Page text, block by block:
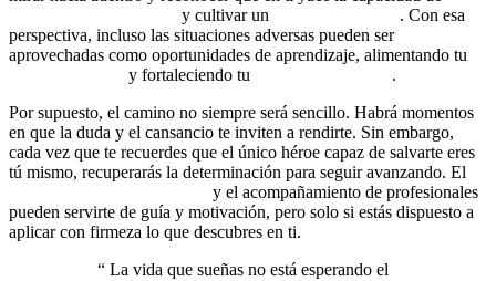
y cultivar un
. Con esa
perspectiva, incluso las situaciones adversas pueden ser
aprovechadas como oportunidades de aprendizaje, alimentando tu
y fortaleciendo tu
.
Por supuesto, el camino no siempre será sencillo. Habrá momentos
en que la duda y el cansancio te inviten a rendirte. Sin embargo,
cada vez que te recuerdes que el único héroe capaz de salvarte eres
tú mismo, recuperarás la determinación para seguir avanzando. El
y el acompañamiento de profesionales
pueden servirte de guía y motivación, pero solo si estás dispuesto a
aplicar con firmeza lo que descubres en ti.
“ La vida que sueñas no está esperando el